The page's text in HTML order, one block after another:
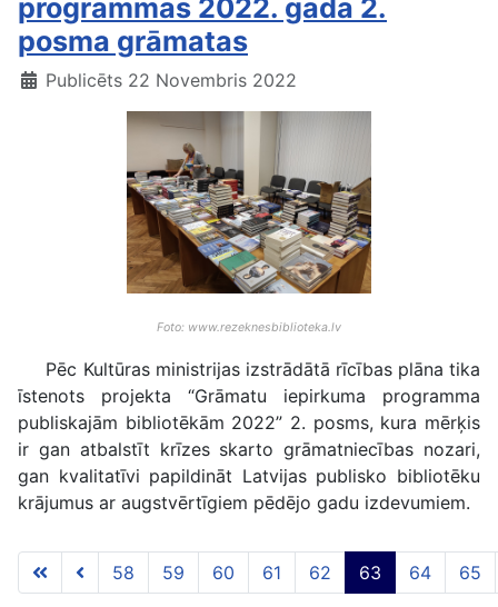
programmas 2022. gada 2.
posma grāmatas
Publicēts 22 Novembris 2022
Foto: www.rezeknesbiblioteka.lv
Pēc Kultūras ministrijas izstrādātā rīcības plāna tika
īstenots projekta “Grāmatu iepirkuma programma
publiskajām bibliotēkām 2022” 2. posms, kura mērķis
ir gan atbalstīt krīzes skarto grāmatniecības nozari,
gan kvalitatīvi papildināt Latvijas publisko bibliotēku
krājumus ar augstvērtīgiem pēdējo gadu izdevumiem.
63 lapa no 117
58 59 60 61 62 63 64 65